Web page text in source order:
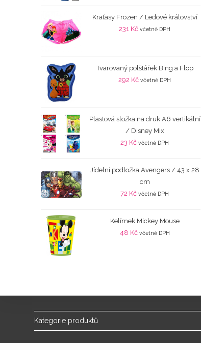
Kraťasy Frozen / Ledové království
231 Kč včetně DPH
Tvarovaný polštářek Bing a Flop
292 Kč včetně DPH
Plastová složka na druk A6 vertikální
/ Disney Mix
23 Kč včetně DPH
Jídelní podložka Avengers / 43 x 28
cm
72 Kč včetně DPH
Kelímek Mickey Mouse
48 Kč včetně DPH
Kategorie produktů